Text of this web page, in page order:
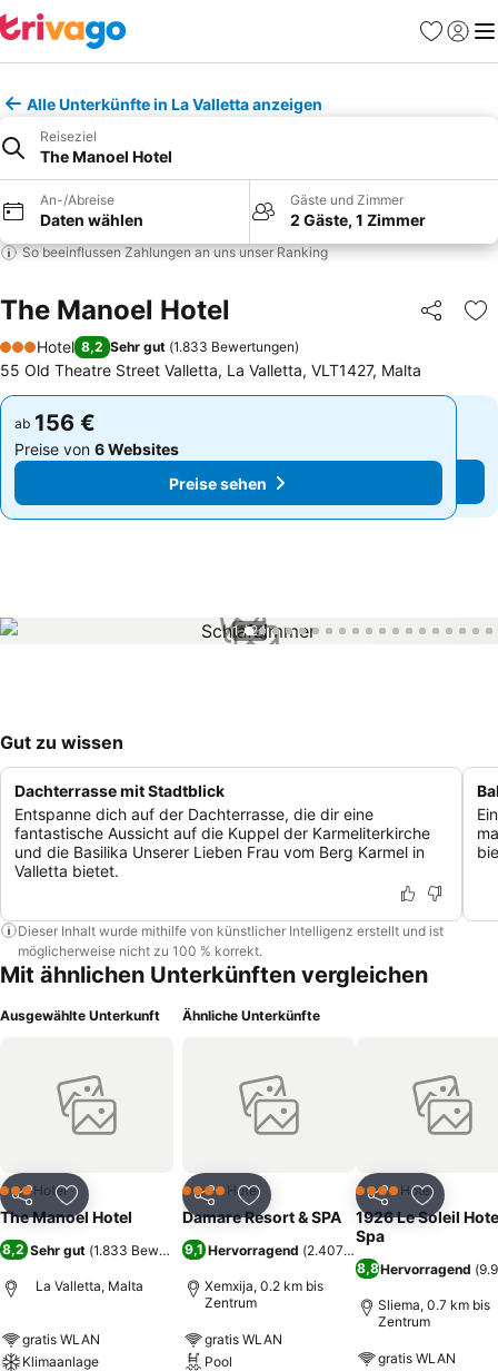
Favoriten
Alle Unterkünfte in La Valletta anzeigen
Reiseziel
The Manoel Hotel
An-/Abreise
Daten wählen
Gäste und Zimmer
2 Gäste, 1 Zimmer
So beeinflussen Zahlungen an uns unser Ranking
The Manoel Hotel Teilen
3 Sterne
Hotel 8,2 Sehr gut (1.833 Bewertungen)
55 Old Theatre Street Valletta, La Valletta, VLT1427, Malta
ab 156 €
Preise von 6 Websites
Preise sehen
ab 156 €
Preise von 6 Websites
Preise sehen
1 / 24
Gut zu wissen
Dachterrasse mit Stadtblick
Entspanne dich auf der Dachterrasse, die dir eine
fantastische Aussicht auf die Kuppel der Karmeliterkirche
und die Basilika Unserer Lieben Frau vom Berg Karmel in
Valletta bietet.
Dieser Inhalt wurde mithilfe von künstlicher Intelligenz erstellt und ist
möglicherweise nicht zu 100 % korrekt.
Mit ähnlichen Unterkünften vergleichen
Ausgewählte Unterkunft
Teilen Zu Favoriten hinzufügen
3 SterneHotel
The Manoel Hotel
8,2 Sehr gut (1.833 Bewertungen)
La Valletta, Malta
gratis WLAN
Klimaanlage
Ähnliche Unterkünfte
Teilen Zu Favoriten hinzufügen
4 SterneHotel
Damare Resort & SPA
9,1 Hervorragend (2.407 Bewertungen
Xemxija, 0.2 km bis
Zentrum
gratis WLAN
Pool
Teilen Zu
4 SterneHotel
1926 Le Soleil
Spa
8,8Hervorragend (
Sliema, 0.7 km bis
Zentrum
gratis WLAN